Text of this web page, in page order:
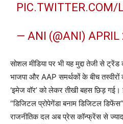
PIC.TWITTER.COM/
— ANI (@ANI) APRIL
सोशल मीडिया पर भी यह मुद्दा तेजी से
भाजपा और AAP समर्थकों के बीच
‘इमेज वॉर’ को लेकर तीखी बहस छिड़
“डिजिटल प्रोपेगेंडा बनाम डिजिटल
राजनीतिक दल अब प्रेस कॉन्फ्रेंस से